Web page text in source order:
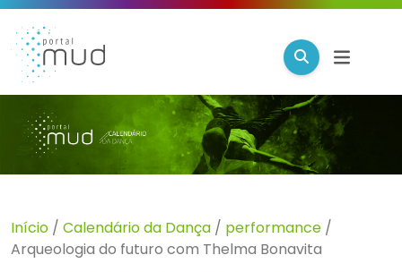
Início / Calendário da Dança / performance /
Arqueologia do futuro com Thelma Bonavita